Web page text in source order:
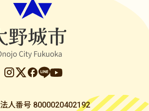
法人番号 8000020402192